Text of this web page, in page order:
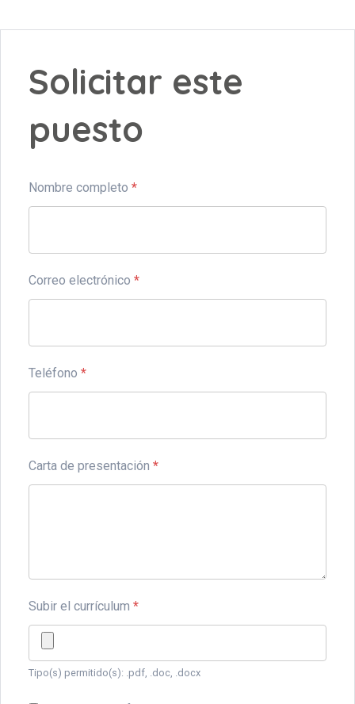
Solicitar este
puesto
Nombre completo *
Correo electrónico *
Teléfono *
Carta de presentación *
Subir el currículum *
Tipo(s) permitido(s): .pdf, .doc, .docx